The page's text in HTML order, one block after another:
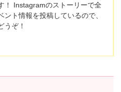
！ Instagramのストーリーで全
ント情報を投稿しているので、
うぞ！